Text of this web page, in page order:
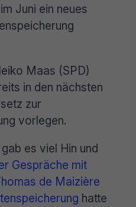
Juni ein neues
Maas (SPD)
in den nächsten
zur
vorlegen.
es viel Hin und
Gespräche mit
de Maizière
hatte